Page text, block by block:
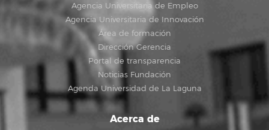
Agencia Universitaria de Empleo
Agencia Universitaria de Innovación
Área de formación
Dirección Gerencia
Portal de transparencia
Noticias Fundación
Agenda Universidad de La Laguna
Acerca de